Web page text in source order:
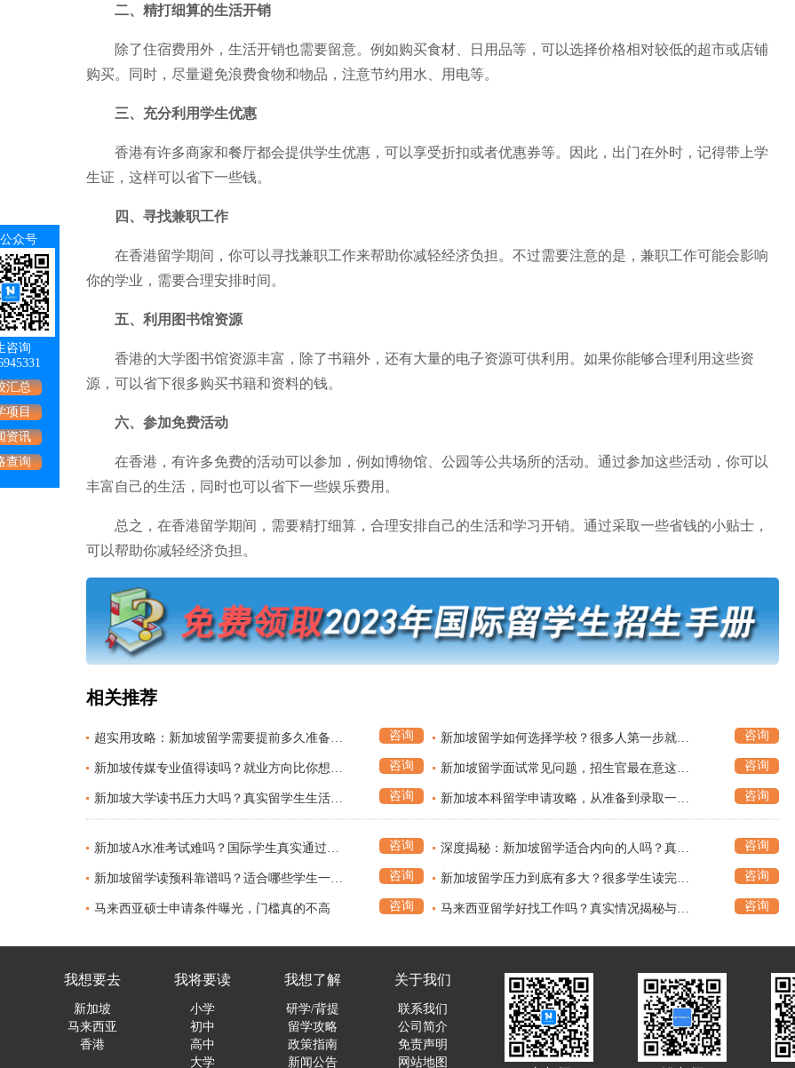
众号
咨询
汇总
项目
资讯
查询
二、精打细算的生活开销
除了住宿费用外，生活开销也需要留意。例如购买食材、日用品等，可以选择价格相对较低的超市或店铺
购买。同时，尽量避免浪费食物和物品，注意节约用水、用电等。
三、充分利用学生优惠
香港有许多商家和餐厅都会提供学生优惠，可以享受折扣或者优惠券等。因此，出门在外时，记得带上学
生证，这样可以省下一些钱。
四、寻找兼职工作
在香港留学期间，你可以寻找兼职工作来帮助你减轻经济负担。不过需要注意的是，兼职工作可能会影响
你的学业，需要合理安排时间。
五、利用图书馆资源
香港的大学图书馆资源丰富，除了书籍外，还有大量的电子资源可供利用。如果你能够合理利用这些资
源，可以省下很多购买书籍和资料的钱。
六、参加免费活动
在香港，有许多免费的活动可以参加，例如博物馆、公园等公共场所的活动。通过参加这些活动，你可以
丰富自己的生活，同时也可以省下一些娱乐费用。
总之，在香港留学期间，需要精打细算，合理安排自己的生活和学习开销。通过采取一些省钱的小贴士，
可以帮助你减轻经济负担。
相关推荐
咨询 咨询
咨询 咨询
咨询 咨询
咨询 咨询
咨询 咨询
马来西亚硕士申请条件曝光，门槛真的不高 咨询 咨询
我想要去
新加坡
马来西亚
香港
我将要读
小学
初中
高中
大学
我想了解
研学/背提
留学攻略
政策指南
新闻公告
关于我们
联系我们
公司简介
免责声明
网站地图